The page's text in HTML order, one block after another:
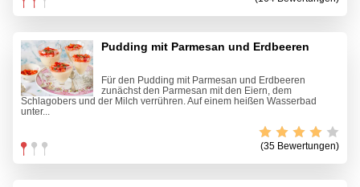
Pudding mit Parmesan und Erdbeeren
Für den Pudding mit Parmesan und Erdbeeren
zunächst den Parmesan mit den Eiern, dem
Schlagobers und der Milch verrühren. Auf einem heißen Wasserbad
unter...
(35 Bewertungen)